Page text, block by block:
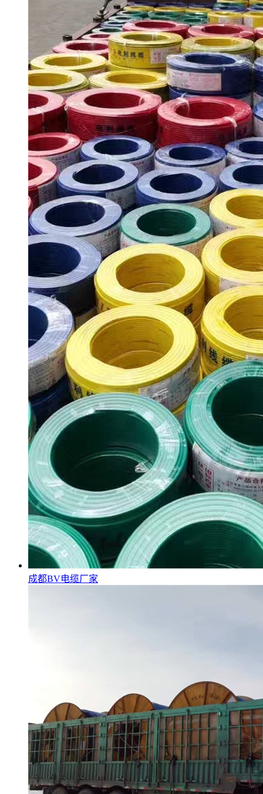
成都BV电缆厂家